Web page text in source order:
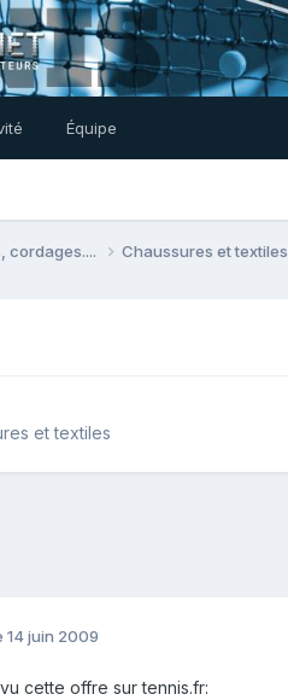
Équipe
cordages.... Chaussures et textiles
et textiles
14 juin 2009
cette offre sur tennis.fr: